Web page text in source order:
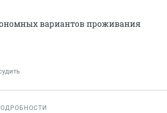
вариантов проживания